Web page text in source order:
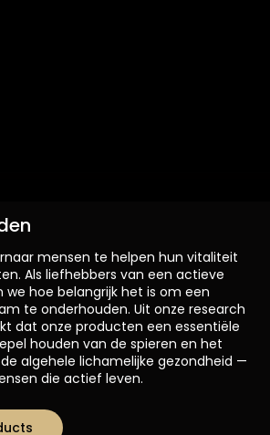
mensen te helpen hun vitaliteit
Als liefhebbers van een actieve
we hoe belangrijk het is om een
te onderhouden. Uit onze research
dat onze producten een essentiële
houden van de spieren en het
algehele lichamelijke gezondheid —
die actief leven.